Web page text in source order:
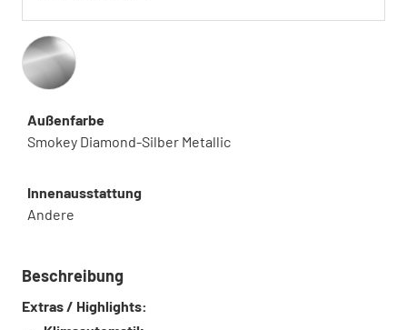
Außenfarbe
Smokey Diamond-Silber Metallic
Innenausstattung
Andere
Beschreibung
Extras / Highlights: